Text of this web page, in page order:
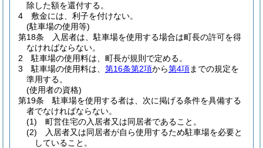
除した額を還付する。
4
敷金には、利子を付けない。
(駐車場の使用等)
第18条
入居者は、駐車場を使用する場合は町長の許可を得
なければならない。
2
駐車場の使用料は、町長が規則で定める。
3
駐車場の使用料は、 第16条第2項から第4項までの規定を
準用する。
(使用者の資格)
第19条
駐車場を使用する者は、次に掲げる条件を具備する
者でなければならない。
(1)
町営住宅の入居者又は同居者であること。
(2)
入居者又は同居者が自ら使用するため駐車場を必要と
していること。